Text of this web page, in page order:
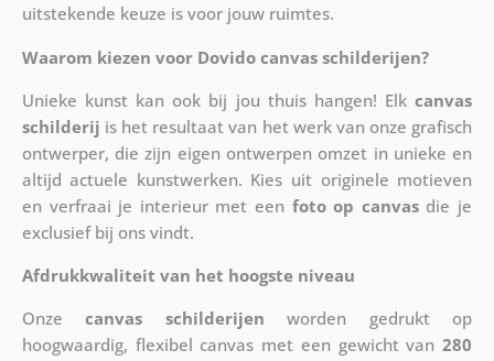
uitstekende keuze is voor jouw ruimtes.
Waarom kiezen voor Dovido canvas schilderijen?
Unieke kunst kan ook bij jou thuis hangen! Elkcanvas
schilderij is het resultaat van het werk van onze grafisch
ontwerper, die zijn eigen ontwerpen omzet in unieke en
altijd actuele kunstwerken. Kies uit originele motieven
en verfraai je interieur met een foto op canvasdie je
exclusief bij ons vindt.
Afdrukkwaliteit van het hoogste niveau
Onzecanvas schilderijen worden gedrukt op
hoogwaardig, flexibel canvas met een gewicht van280